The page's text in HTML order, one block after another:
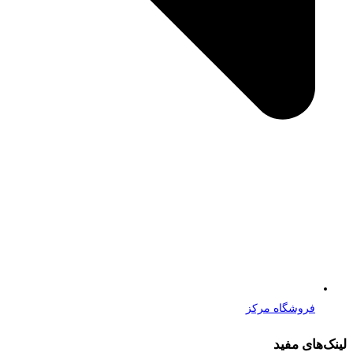
فروشگاه مرکز
لینک‌های مفید